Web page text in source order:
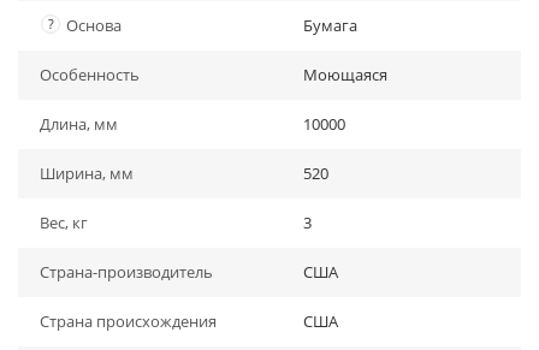
? Основа Бумага
Особенность Моющаяся
Длина, мм 10000
Ширина, мм 520
Вес, кг 3
Страна-производитель США
Страна происхождения США